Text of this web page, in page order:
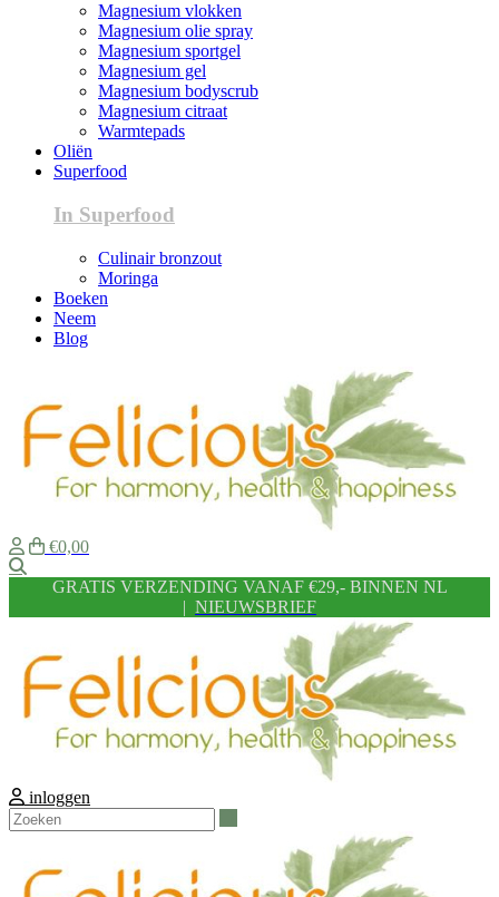
Magnesium vlokken
Magnesium olie spray
Magnesium sportgel
Magnesium gel
Magnesium bodyscrub
Magnesium citraat
Warmtepads
Oliën
Superfood
In Superfood
Culinair bronzout
Moringa
Boeken
Neem
Blog
€0,00
GRATIS VERZENDING VANAF €29,- BINNEN NL
| NIEUWSBRIEF
inloggen